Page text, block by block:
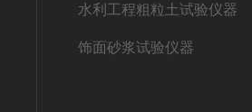
水利工程粗粒土试验仪器
饰面砂浆试验仪器